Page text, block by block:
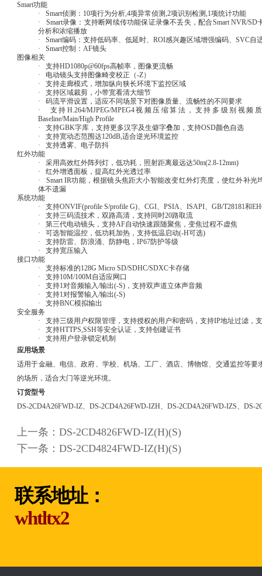
Smart功能
· Smart侦测：10项行为分析,4项异常侦测,2项识别检测,1项统计功能
· Smart录像：支持断网续传功能保证录像不丢失，配合Smart NVR/
分析和浓缩播放
· Smart编码：支持低码率、低延时、ROI感兴趣区域增强编码、SVC自
· Smart控制：AF镜头
图像相关
· 支持HD1080p@60fps高帧率，图像更流畅
· 电动镜头支持图像畸变校正（-Z）
· 支持走廊模式，增加纵向狭长环境下监控区域
· 支持区域裁剪，小带宽看清大细节
· 码流平滑设置，适应不同场景下对图像质量、流畅性的不同要求
· 支持H.264/MJPEG/MPEG4视频压缩算法，支持多级别视频
Baseline/Main/High Profile
· 支持GBK字库，支持更多汉字及生僻字叠加，支持OSD颜色自选
· 支持宽动态范围达120dB,适合逆光环境监控
· 支持透雾、电子防抖
红外功能
· 采用高效红外阵列灯，低功耗，照射距离最远达50m(2.8-12mm)
· 红外增透面板，提高红外光透过率
· Smart IR功能，根据镜头焦距大小智能改变红外灯亮度，使红外补光
体不遗漏
系统功能
· 支持ONVIF(profile S/profile G)、CGI、PSIA、ISAPI、GB/T28181和
· 支持三码流技术，双路高清，支持同时20路取流
· 第三代电动镜头，支持AF自动快速跟随聚焦，变焦过程不虚焦
· 可选智能温控，低功耗加热，支持低温启动(-H可选)
· 支持防雷、防浪涌、防静电，IP67防护等级
· 支持宽压输入
接口功能
· 支持标准的128G Micro SD/SDHC/SDXC卡存储
· 支持10M/100M自适应网口
· 支持1对音频输入/输出(-S)，支持双声道立体声音频
· 支持1对报警输入/输出(-S)
· 支持BNC模拟输出
安全服务
· 支持三级用户权限管理，支持授权的用户和密码，支持IP地址过滤，
· 支持HTTPS,SSH等安全认证，支持创建证书
· 支持用户登录锁定机制
应用场景
适用于金融、电信、政府、学校、机场、工厂、酒店、博物馆、交通监控等要
的场所，适合大门等逆光环境。
订货型号
DS-2CD4A26FWD-IZ、DS-2CD4A26FWD-IZH、DS-2CD4A26FWD-IZS、DS-
上一条：DS-2CD4826FWD-IZ(H)(S)
下一条：DS-2CD4824FWD-IZ(H)(S)
联系地址：
whtltx2